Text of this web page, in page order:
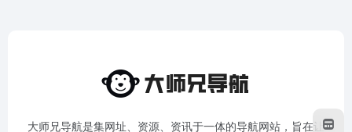
大师兄导航是集网址、资源、资讯于一体的导航网站，旨在让